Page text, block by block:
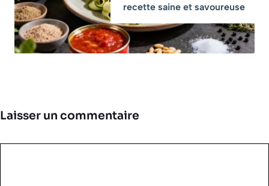
recette saine et savoureuse
Laisser un commentaire